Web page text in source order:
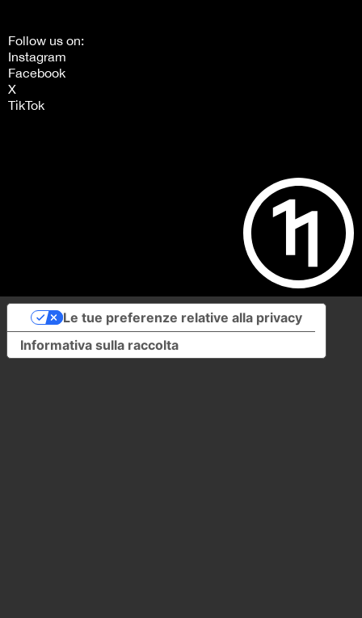
Follow us on:
Instagram
Facebook
X
TikTok
Informativa sulla raccolta
Le tue preferenze relative alla privacy